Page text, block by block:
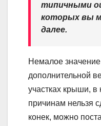
типичными
которых вы
далее.
Немалое
дополнительной
участках крыши,
причинам нельзя
конек, можно